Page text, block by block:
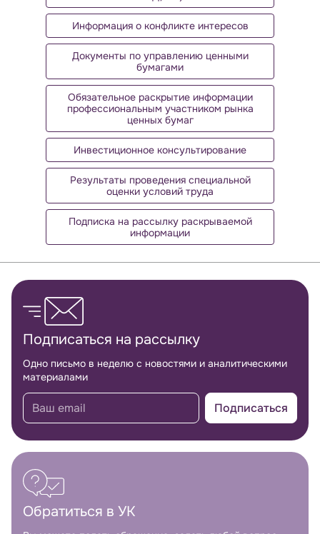
Информация о конфликте интересов
Документы по управлению ценными
бумагами
Обязательное раскрытие информации
профессиональным участником рынка
ценных бумаг
Инвестиционное консультирование
Результаты проведения специальной
оценки условий труда
Подписка на рассылку раскрываемой
информации
Обратная связь
Подписаться на рассылку
Одно письмо в неделю с новостями и аналитическими
материалами
Подписаться
Обратиться в УК